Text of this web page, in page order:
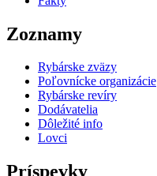
Zoznamy
Rybárske zväzy
Poľovnícke organizácie
Rybárske revíry
Dodávatelia
Dôležité info
Lovci
Príspevky